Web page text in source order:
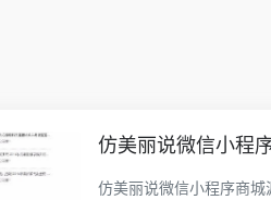
仿美丽说微信小程
仿美丽说微信小程序商